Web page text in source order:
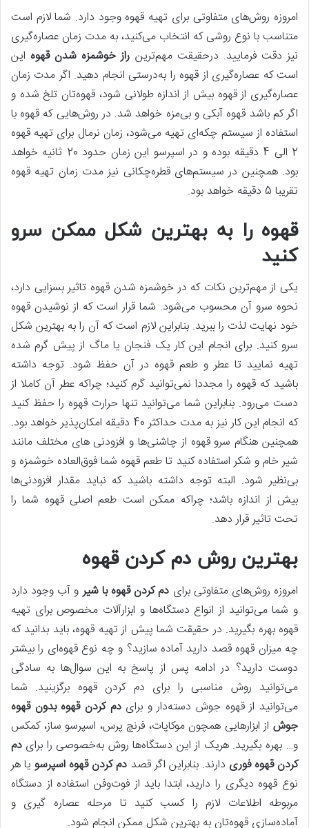
امروزه روش‌های متفاوتی برای تهیه قهوه وجود دارد. شما لازم است
متناسب با نوع روشی که انتخاب می‌کنید، به مدت زمان عصاره‌گیری
نیز دقت فرمایید. درحقیقت مهم‌ترین راز خوشمزه شدن قهوه این
است که عصاره‌گیری از قهوه را به‌درستی انجام دهید. اگر مدت زمان
عصاره‌گیری از قهوه بیش‌ از اندازه طولانی شود، قهوه‌تان تلخ شده و
اگر کم باشد قهوه آبکی و بی‌مزه خواهد شد. در روش‌هایی که قهوه با
استفاده از سیستم چکه‌ای تهیه می‌شود، زمان نرمال برای تهیه قهوه
2 الی 4 دقیقه بوده و در اسپرسو این زمان حدود 20 ثانیه خواهد
بود. همچنین در سیستم‌های قطره‌چکانی نیز مدت زمان تهیه قهوه
تقریبا 5 دقیقه خواهد بود.
قهوه را به بهترین شکل ممکن سرو
کنید
یکی از مهم‌ترین نکات که در خوشمزه شدن قهوه تاثیر بسزایی دارد،
نحوه سرو آن محسوب می‌شود. شما قرار است که از نوشیدن قهوه
خود نهایت لذت را ببرید. بنابراین لازم است که آن را به بهترین شکل
سرو کنید. برای انجام این کار یک فنجان یا ماگ از پیش گرم شده
تهیه نمایید تا عطر و طعم قهوه در آن حفظ شود. توجه داشته
باشید که قهوه را مجددا نمی‌توانید گرم کنید؛ چراکه عطر آن کاملا از
دست می‌رود. بنابراین شما می‌توانید تنها حرارت قهوه را حفظ کنید
که انجام این کار نیز به مدت حداکثر 40 دقیقه امکان‌پذیر خواهد بود.
همچنین هنگام سرو قهوه از چاشنی‌ها و افزودنی های مختلف مانند
شیر خام و شکر استفاده کنید تا طعم قهوه شما فوق‌العاده خوشمزه و
بی‌نظیر شود. البته توجه داشته باشید که نباید مقدار افزودنی‌ها
بیش‌ از اندازه باشد؛ چراکه ممکن است طعم اصلی قهوه شما را
تحت تاثیر قرار دهد.
بهترین روش دم کردن قهوه
امروزه روش‌های متفاوتی برای دم كردن قهوه با شيرو آب وجود دارد
و شما می‌توانید از انواع دستگاه‌ها و ابزارآلات مخصوص برای تهیه
قهوه بهره بگیرید. در حقیقت شما پیش‌ از تهیه قهوه، باید بدانید که
چه میزان قهوه قصد دارید آماده‌ سازید؟ و چه نوع قهوه‌ای را بیشتر
دوست دارید؟ در ادامه پس‌ از پاسخ به این سوال‌ها به سادگی
می‌توانید روش مناسبی را برای دم کردن قهوه برگزینید. شما
می‌توانید از قهوه جوش دسته‌دار و برایدم كردن قهوه بدون قهوه
جوش از ابزارهایی همچون موکاپات، فرنچ پرس، اسپرسو ساز، کمکس
و… بهره بگیرید. هریک از این دستگاه‌ها روش به‌خصوصی را برای دم
کردن قهوه فوری دارند. بنابراین اگر قصد دم كردن قهوه اسپرسویا هر
نوع قهوه دیگری را دارید، ابتدا باید از فوت‌وفن استفاده از دستگاه
مربوطه اطلاعات لازم را کسب کنید تا مرحله عصاره گیری و
آماده‌سازی قهوه‌تان به بهترین شکل ممکن انجام شود.